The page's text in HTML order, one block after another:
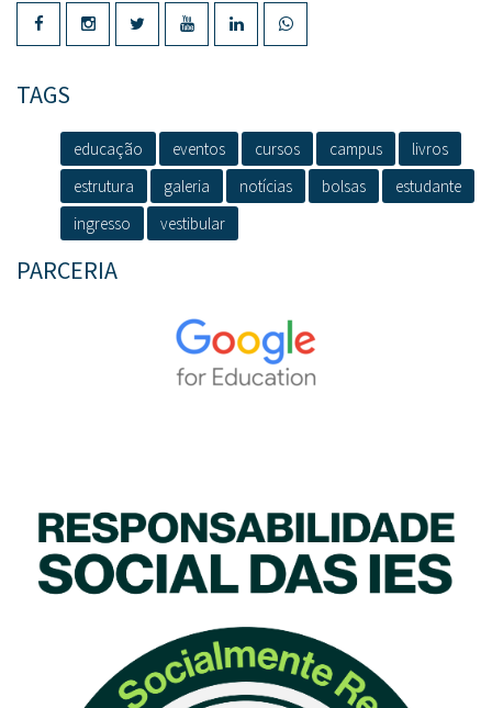
TAGS
educação eventos cursos campus
livros
estrutura
galeria notícias bolsas
estudante
ingresso
vestibular
PARCERIA